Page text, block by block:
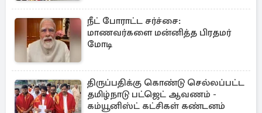
நீட் போராட்ட சர்ச்சை:
மாணவர்களை மன்னித்த பிரதமர்
மோடி
திருப்பதிக்கு கொண்டு செல்லப்பட்ட
தமிழ்நாடு பட்ஜெட் ஆவணம் -
கம்யூனிஸ்ட் கட்சிகள் கண்டனம்